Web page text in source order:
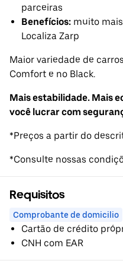
parceiras
Benefícios: muito
Localiza Zarp
Maior variedade de
Comfort e no Black.
Mais estabilidade. Mais
você lucrar com
*Preços a partir do
*Consulte nossas
Requisitos
Comprobante de domicilio
Cartão de crédito
CNH com EAR